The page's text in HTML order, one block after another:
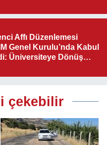
Affı Düzenlemesi
Genel Kurulu’nda Kabul
Üniversiteye Dönüş
çekebilir